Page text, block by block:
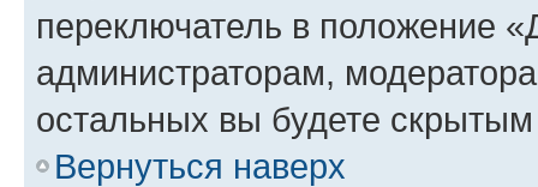
переключатель в положение
администраторам,
остальных вы будете
Вернуться наверх